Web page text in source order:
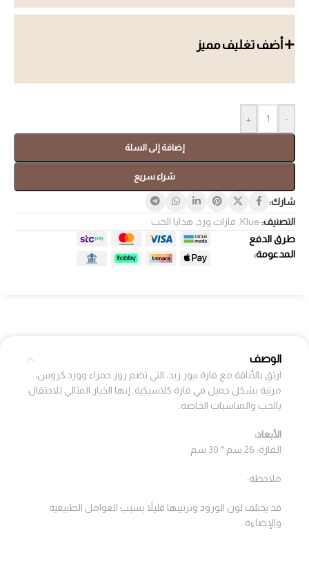
أضف تغليف مميز
-
+
إضافة إلى السلة
شراء سريع
شارك:
التصنيف: Klue فازات ورد هدايا الحب
طرق الدفع
المدعومة:
الوصف
ارتقِ بالأناقة مع فازة بيور ريد، التي تضم روز حمراء وورد كروس،
مرتبة بشكل جميل في فازة كلاسيكية. إنها الخيار المثالي للاحتفال
بالحب والمناسبات الخاصة.
الأبعاد:
الفازة: 26 سم * 30 سم
ملاحظة:
قد يختلف لون الورود وترتيبها قليلاً بسبب العوامل الطبيعية
والإضاءة.